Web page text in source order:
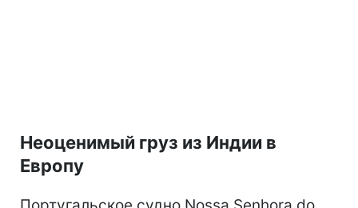
Неоценимый груз из Индии в
Европу